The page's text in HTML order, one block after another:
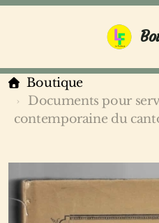
Boutique
Documents pour
contemporaine du